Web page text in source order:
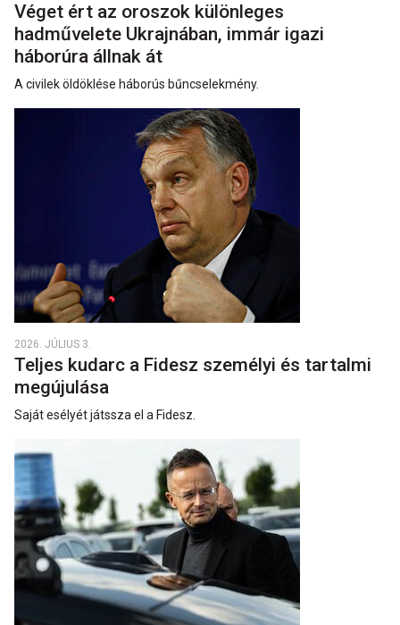
Véget ért az oroszok különleges
hadművelete Ukrajnában, immár igazi
háborúra állnak át
A civilek öldöklése háborús bűncselekmény.
2026. JÚLIUS 3.
Teljes kudarc a Fidesz személyi és tartalmi
megújulása
Saját esélyét játssza el a Fidesz.